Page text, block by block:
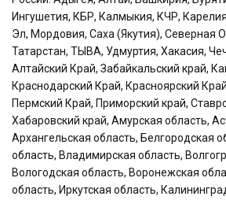
Ингушетия, КБР, Калмыкия, КЧР,
Эл, Мордовия, Саха (Якутия), Северная
Татарстан, ТЫВА, Удмуртия, Хакасия,
Алтайский Край, Забайкальский край,
Краснодарский Край, Красноярский
Пермский Край, Приморский край,
Хабаровский край, Амурская область,
Архангельская область, Белгородская
область, Владимирская область,
Вологодская область, Воронежская
область, Иркутская область,